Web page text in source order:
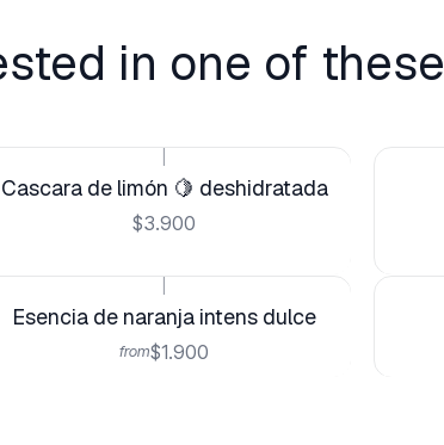
in one of these
Cascara de limón 🍋 deshidratada
$3.900
Esencia de naranja intens dulce
from$1.900